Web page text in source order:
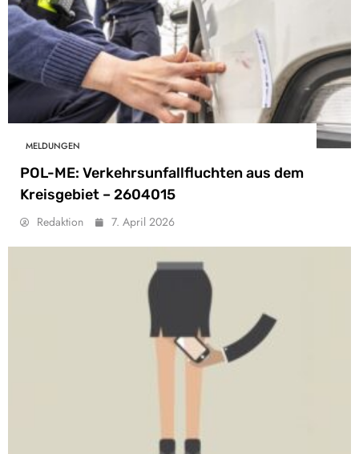
MELDUNGEN
POL-ME: Verkehrsunfallfluchten aus dem
Kreisgebiet – 2604015
Redaktion 7. April 2026